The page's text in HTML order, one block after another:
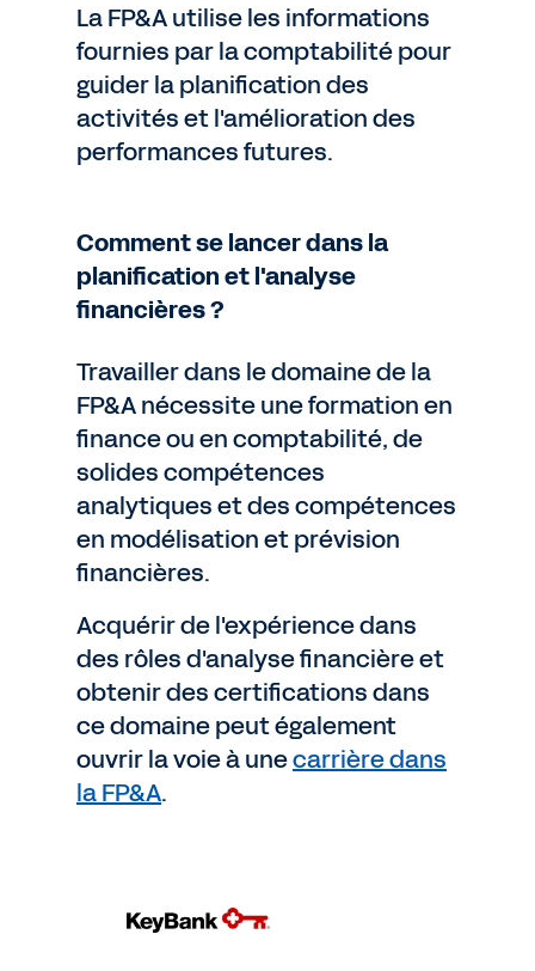
La FP&A utilise les informations
fournies par la comptabilité pour
guider la planification des
activités et l'amélioration des
performances futures.
Comment se lancer dans la
planification et l'analyse
financières ?
Travailler dans le domaine de la
FP&A nécessite une formation en
finance ou en comptabilité, de
solides compétences
analytiques et des compétences
en modélisation et prévision
financières.
Acquérir de l'expérience dans
des rôles d'analyse financière et
obtenir des certifications dans
ce domaine peut également
ouvrir la voie à unecarrière dans
la FP&A.